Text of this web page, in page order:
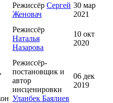
Режиссёр Сергей
Женовач
30 мар
2021
Режиссёр
Наталья
Назарова
10 окт
2020
Режиссёр-
постановщик и
автор
инсценировки
Уланбек Баялиев
06 дек
2019